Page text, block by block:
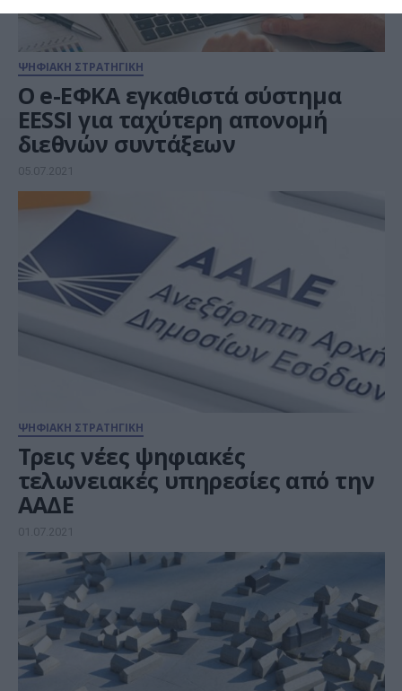
ΨΗΦΙΑΚΗ ΣΤΡΑΤΗΓΙΚΗ
Ο e-ΕΦΚΑ εγκαθιστά σύστημα
EESSI για ταχύτερη απονομή
διεθνών συντάξεων
05.07.2021
ΨΗΦΙΑΚΗ ΣΤΡΑΤΗΓΙΚΗ
Τρεις νέες ψηφιακές
τελωνειακές υπηρεσίες από την
ΑΑΔΕ
01.07.2021